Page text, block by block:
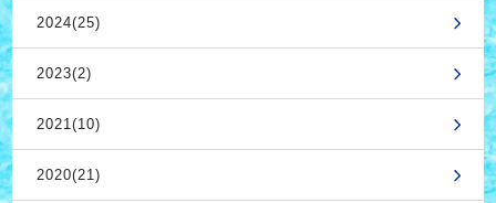
2024(25)
2023(2)
2021(10)
2020(21)